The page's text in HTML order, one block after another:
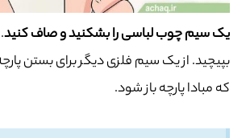
یک سیم چوب لباسی را بشکنید و صاف کنید
بپیچید. از یک سیم فلزی دیگر برای بستن
که مبادا پارچه باز شود.